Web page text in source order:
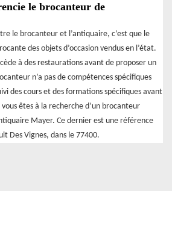
le brocanteur de
le brocanteur et l’antiquaire, c’est que le
des objets d’occasion vendus en l’état.
à des restaurations avant de proposer un
n’a pas de compétences spécifiques
des cours et des formations spécifiques avant
êtes à la recherche d’un brocanteur
Mayer. Ce dernier est une référence
Des Vignes, dans le 77400.